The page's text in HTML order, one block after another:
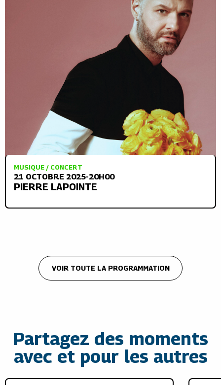
MUSIQUE / CONCERT
21 OCTOBRE 2025-20H00
PIERRE LAPOINTE
VOIR TOUTE LA PROGRAMMATION
Partagez des moments
avec et pour les autres